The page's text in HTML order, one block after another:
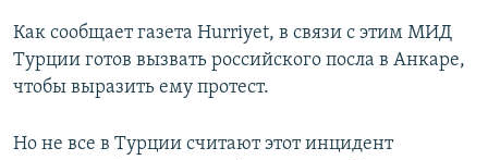
Как сообщает газета Hurriyet, в связи с этим МИД
Турции готов вызвать российского посла в Анкаре,
чтобы выразить ему протест.
Но не все в Турции считают этот инцидент